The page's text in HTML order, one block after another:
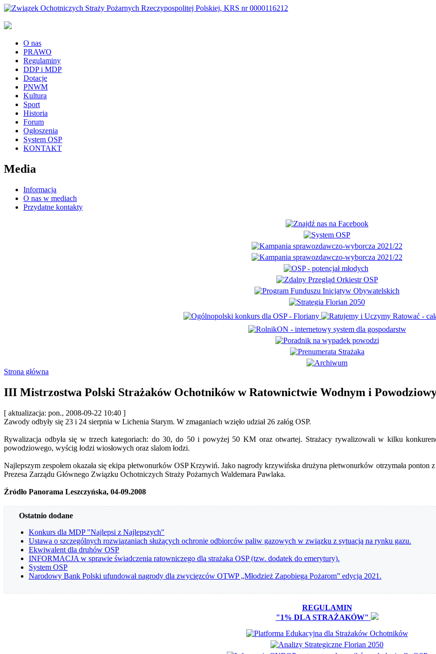
O nas
PRAWO
Regulaminy
DDP i MDP
Dotacje
PNWM
Kultura
Sport
Historia
Forum
Ogłoszenia
System OSP
KONTAKT
Media
Informacja
O nas w mediach
Przydatne kontakty
Strona główna
III Mistrzostwa Polski Strażaków Ochotników w Ratownictwie Wodnym i
[ aktualizacja: pon., 2008-09-22 10:40 ]
Zawody odbyły się 23 i 24 sierpnia w Lichenia Starym. W zmaganiach wzięło udział 26 załóg OSP.
Rywalizacja odbyła się w trzech kategoriach: do 30, do 50 i powyżej 50 KM oraz otwartej. Strażacy rywalizowali w kilku
powodziowego, wyścig łodzi wiosłowych oraz slalom łodzi.
Najlepszym zespołem okazała się ekipa płetwonurków OSP Krzywiń. Jako nagrody krzywińska drużyna płetwonurków otrzymała
Prezesa Zarządu Głównego Związku Ochotniczych Straży Pożarnych Waldemara Pawlaka.
Źródło Panorama Leszczyńska, 04-09.2008
Ostatnio dodane
Konkurs dla MDP "Najlepsi z Najlepszych"
Ustawa o szczególnych rozwiązaniach służących ochronie odbiorców paliw gazowych w związku z sytuacją na rynku gazu.
Ekwiwalent dla druhów OSP
INFORMACJA w sprawie świadczenia ratowniczego dla strażaka OSP (tzw. dodatek do emerytury).
System OSP
Narodowy Bank Polski ufundował nagrody dla zwycięzców OTWP „Młodzież Zapobiega Pożarom” edycja 2021.
REGULAMIN
"1% DLA STRAŻAKÓW"